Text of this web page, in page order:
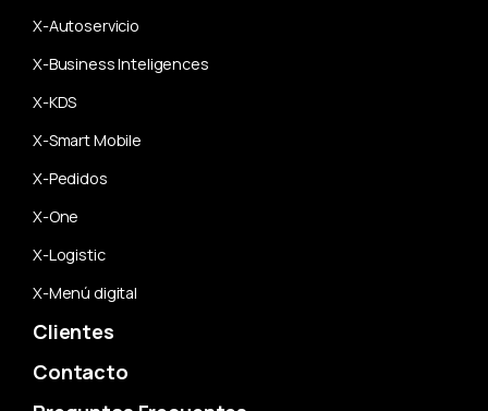
X-Autoservicio
X-Business Inteligences
X-KDS
X-Smart Mobile
X-Pedidos
X-One
X-Logistic
X-Menú digital
Clientes
Contacto